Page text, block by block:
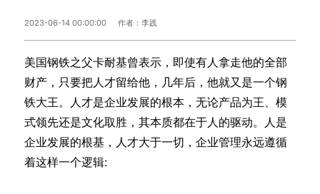
2023-06-14 00:00:00 作者：李践
美国钢铁之父卡耐基曾表示，即使有人拿走他的全部
财产，只要把人才留给他，几年后，他就又是一个钢
铁大王。人才是企业发展的根本，无论产品为王、模
式领先还是文化取胜，其本质都在于人的驱动。人是
企业发展的根基，人才大于一切，企业管理永远遵循
着这样一个逻辑: